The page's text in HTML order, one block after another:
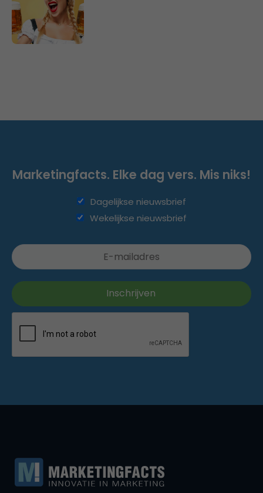
Marketingfacts. Elke dag vers. Mis niks!
Dagelijkse nieuwsbrief
Wekelijkse nieuwsbrief